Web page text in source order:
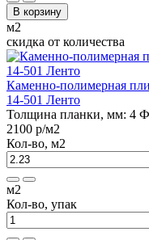
В корзину
м2
скидка от количества
Каменно-полимерная
14-501 Ленто
Толщина планки, мм: 4
2100 р/м2
Кол-во, м2
м2
Кол-во, упак